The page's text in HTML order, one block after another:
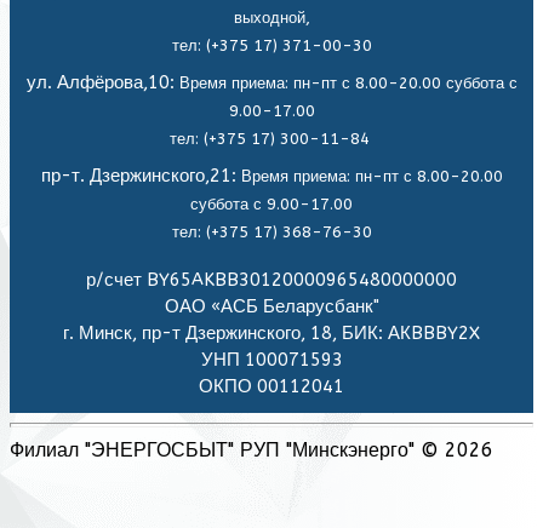
выходной,
тел: (+375 17) 371-00-30
ул. Алфёрова,10: Время приема: пн-пт с 8.00-20.00 суббота с
9.00-17.00
тел: (+375 17) 300-11-84
пр-т. Дзержинского,21: Время приема: пн-пт с 8.00-20.00
суббота с 9.00-17.00
тел: (+375 17) 368-76-30
р/счет BY65AKBB30120000965480000000
ОАО «АСБ Беларусбанк"
г. Минск, пр-т Дзержинского, 18, БИК: АКBBBY2X
УНП 100071593
ОКПО 00112041
Филиал "ЭНЕРГОСБЫТ" РУП "Минскэнерго" © 2026